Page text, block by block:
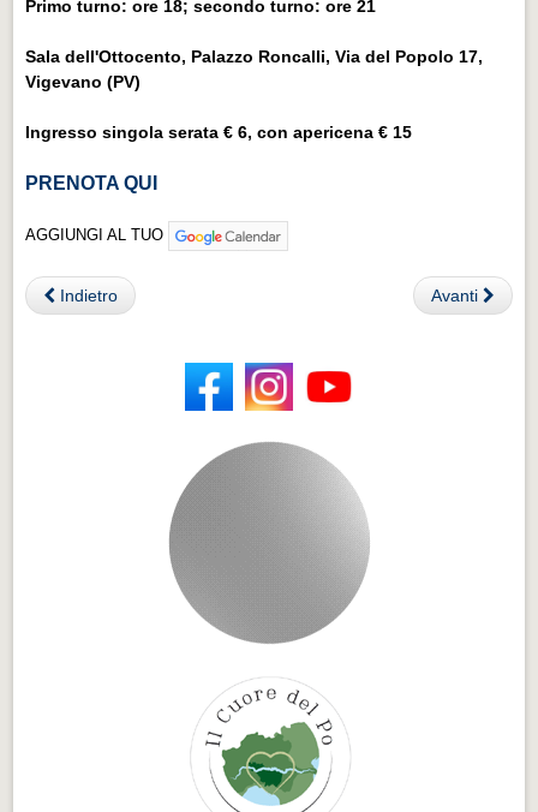
Primo turno: ore 18; secondo turno: ore 21
Sala dell'Ottocento, Palazzo Roncalli, Via del Popolo 17,
Vigevano (PV)
Ingresso singola serata € 6, con apericena € 15
PRENOTA QUI
AGGIUNGI AL TUO
Indietro Avanti